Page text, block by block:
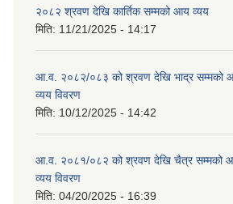
२०८२ श्रवण देखि कार्तिक सम्मको आय व्यय
मिति: 11/21/2025 - 14:17
आ.व. २०८२/०८३ को श्रवण देखि भाद्र सम्मको
व्यय विवरण
मिति: 10/12/2025 - 14:42
आ.व. २०८१/०८२ को श्रवण देखि चैत्र सम्मको
व्यय विवरण
मिति: 04/20/2025 - 16:39